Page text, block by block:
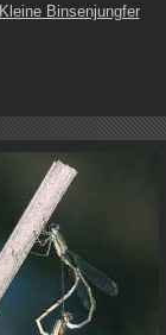
Kleine Binsenjungfer